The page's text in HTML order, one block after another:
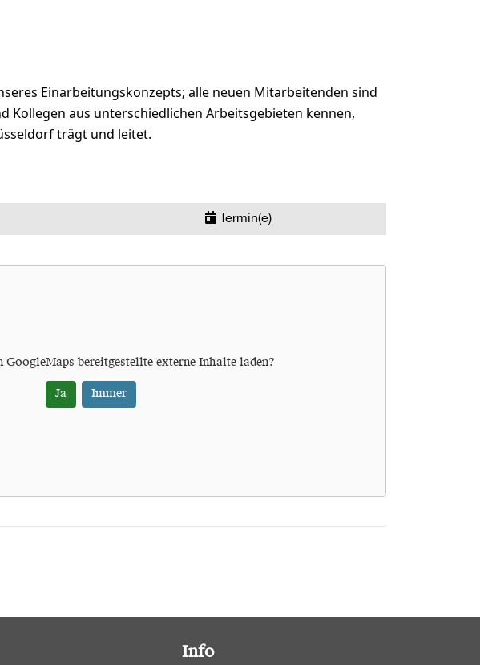
Einarbeitungskonzepts; alle neuen Mitarbeitenden sind
Kollegen aus unterschiedlichen Arbeitsgebieten kennen,
trägt und leitet.
Termin(e)
GoogleMaps bereitgestellte externe Inhalte laden?
Ja Immer
Info